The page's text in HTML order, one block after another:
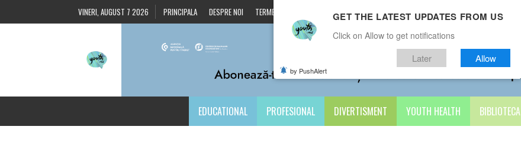
VINERI, AUGUST 7 2026 PRINCIPALA DESPRE NOI TERMENI ȘI CONDIȚII CONTACTE
EDUCATIONAL PROFESIONAL DIVERTISMENT YOUTH HEALTH BIBLIOTECA
GET THE LATEST UPDATES FROM US
Click on Allow to get notifications
Later Allow
by PushAlert